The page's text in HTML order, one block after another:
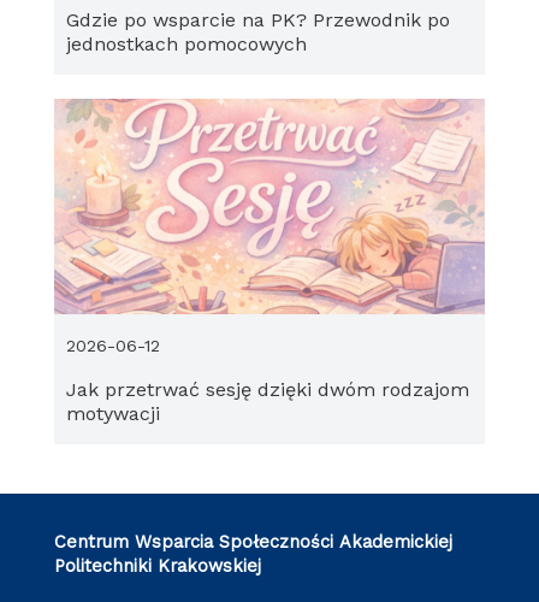
Gdzie po wsparcie na PK? Przewodnik po
jednostkach pomocowych
Jak przetrwać sesję dzięki dwóm rodzajom
motywacji
2026-06-12
Centrum Wsparcia Społeczności Akademickiej
Politechniki Krakowskiej